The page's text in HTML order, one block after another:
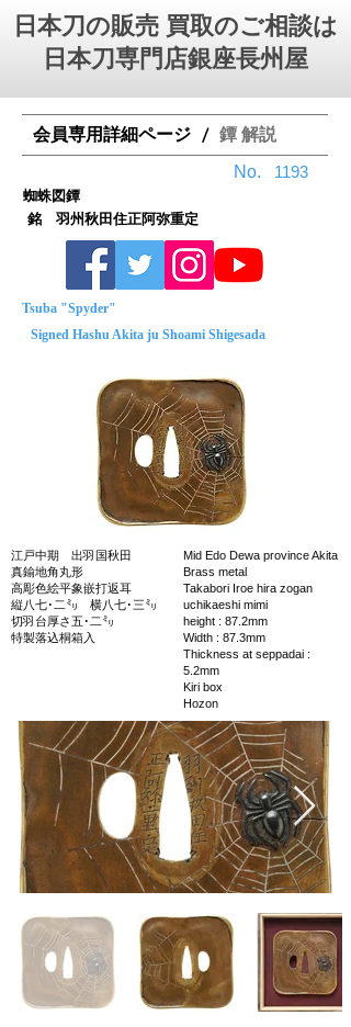
日本刀の販売 買取のご相談は
日本刀専門店銀座⻑州屋
会員専用詳細ページ / 鐔 解説
No.
銘 羽州秋田住正阿弥重定
Tsuba "Spyder"
Signed Hashu Akita ju Shoami Shigesada
江戸中期 出羽国秋田
真鍮地角丸形
高彫色絵平象嵌打返耳
縦八七･二㍉ 横八七･三㍉
切羽台厚さ五･二㍉
特製落込桐箱入
Mid Edo Dewa province Akita
Brass metal
Takabori Iroe hira zogan
uchikaeshi mimi
height : 87.2mm
Width : 87.3mm
Thickness at seppadai :
5.2mm
Kiri box
Hozon
蜘蛛図鐔
1193